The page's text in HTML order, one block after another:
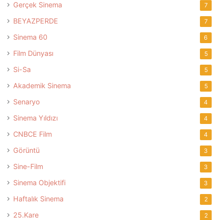
Gerçek Sinema 7
BEYAZPERDE 7
Sinema 60 6
Film Dünyası 5
Si-Sa 5
Akademik Sinema 5
Senaryo 4
Sinema Yıldızı 4
CNBCE Film 4
Görüntü 3
Sine-Film 3
Sinema Objektifi 3
Haftalık Sinema 2
25.Kare 2